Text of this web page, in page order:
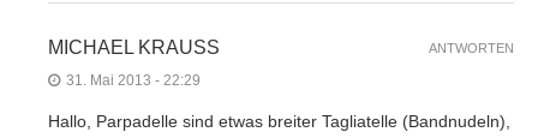
MICHAEL KRAUSS
31. Mai 2013 - 22:29
Hallo, Parpadelle sind etwas breiter Tagliatelle (Bandnudeln),
ANTWORTEN